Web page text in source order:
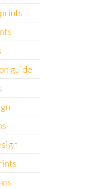
guide